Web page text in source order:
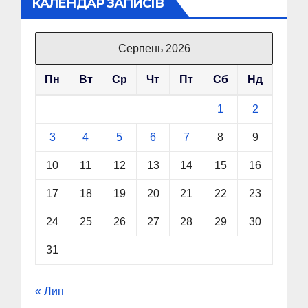
КАЛЕНДАР ЗАПИСІВ
Серпень 2026
Пн Вт Ср Чт Пт Сб Нд
1 2
3 4 5 6 7 8 9
10 11 12 13 14 15 16
17 18 19 20 21 22 23
24 25 26 27 28 29 30
31
« Лип